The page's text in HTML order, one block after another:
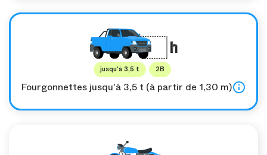
jusqu'à 3,5 t 2B
Fourgonnettes jusqu'à 3,5 t (à partir de 1,30 m)